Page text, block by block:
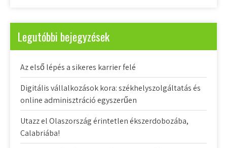
Legutóbbi bejegyzések
Az első lépés a sikeres karrier felé
Digitális vállalkozások kora: székhelyszolgáltatás és
online adminisztráció egyszerűen
Utazz el Olaszország érintetlen ékszerdobozába,
Calabriába!